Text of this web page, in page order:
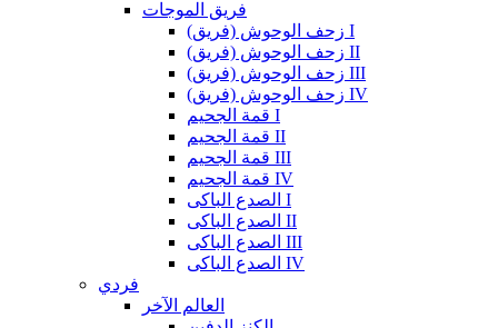
فريق الموجات
زحف الوحوش (فريق) I
زحف الوحوش (فريق) II
زحف الوحوش (فريق) III
زحف الوحوش (فريق) IV
قمة الجحيم I
قمة الجحيم II
قمة الجحيم III
قمة الجحيم IV
الصدع الباكى I
الصدع الباكى II
الصدع الباكى III
الصدع الباكى IV
فردي
العالم الآخر